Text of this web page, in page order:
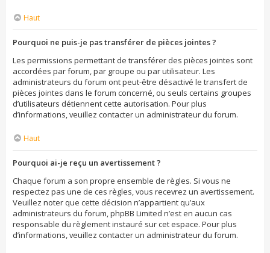
Haut
Pourquoi ne puis-je pas transférer de pièces jointes ?
Les permissions permettant de transférer des pièces jointes sont
accordées par forum, par groupe ou par utilisateur. Les
administrateurs du forum ont peut-être désactivé le transfert de
pièces jointes dans le forum concerné, ou seuls certains groupes
d’utilisateurs détiennent cette autorisation. Pour plus
d’informations, veuillez contacter un administrateur du forum.
Haut
Pourquoi ai-je reçu un avertissement ?
Chaque forum a son propre ensemble de règles. Si vous ne
respectez pas une de ces règles, vous recevrez un avertissement.
Veuillez noter que cette décision n’appartient qu’aux
administrateurs du forum, phpBB Limited n’est en aucun cas
responsable du règlement instauré sur cet espace. Pour plus
d’informations, veuillez contacter un administrateur du forum.